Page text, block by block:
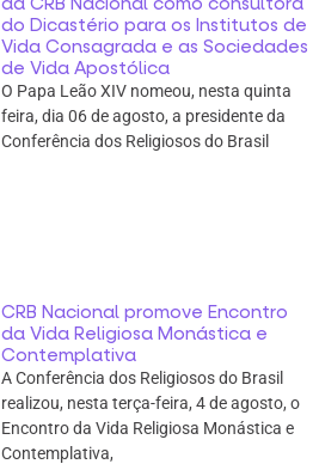
do Dicastério para os Institutos de
Vida Consagrada e as Sociedades
de Vida Apostólica
O Papa Leão XIV nomeou, nesta quinta
feira, dia 06 de agosto, a presidente da
Conferência dos Religiosos do Brasil
CRB Nacional promove Encontro
da Vida Religiosa Monástica e
Contemplativa
A Conferência dos Religiosos do Brasil
realizou, nesta terça-feira, 4 de agosto, o
Encontro da Vida Religiosa Monástica e
Contemplativa,